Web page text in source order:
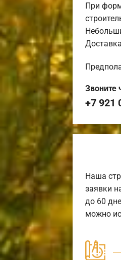
При
Звоните
+7 921
Наша
заявки
до 60
можно